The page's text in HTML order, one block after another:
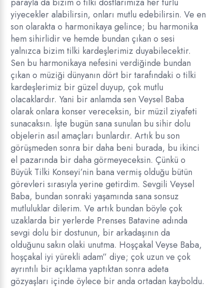
yiyecekler alabilirsin, onları mutlu edebilirsin. Ve en
son olarakta o harmonikaya gelince; bu harmonika
hem sihirlidir ve hemde bundan çıkan o sesi
yalnızca bizim tilki kardeşlerimiz duyabilecektir.
Sen bu harmonikaya nefesini verdiğinde bundan
çıkan o müziği dünyanın dört bir tarafındaki o tilki
kardeşlerimiz bir güzel duyup, çok mutlu
olacaklardır. Yani bir anlamda sen Veysel Baba
olarak onlara konser vereceksin, bir müzil ziyafeti
sunacaksın. İşte bugün sana sunulan bu sihir dolu
objelerin asıl amaçları bunlardır. Artık bu son
görüşmeden sonra bir daha beni burada, bu ikinci
el pazarında bir daha görmeyeceksin. Çünkü o
Büyük Tilki Konseyi’nin bana vermiş olduğu bütün
görevleri sırasıyla yerine getirdim. Sevgili Veysel
Baba, bundan sonraki yaşamında sana sonsuz
mutluluklar dilerim. Ve artık bundan böyle çok
uzaklarda bir yerlerde Prenses Batavine adında
sevgi dolu bir dostunun, bir arkadaşının da
olduğunu sakın olaki unutma. Hoşçakal Veyse Baba,
hoşçakal iyi yürekli adam” diye; çok uzun ve çok
ayrıntılı bir açıklama yaptıktan sonra adeta
gözyaşları içinde öylece bir anda ortadan kayboldu.